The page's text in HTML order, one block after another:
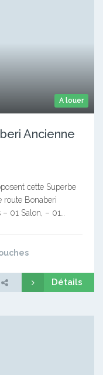
A louer
Ancienne
cette Superbe
route Bonaberi
01 Salon, – 01…
Détails